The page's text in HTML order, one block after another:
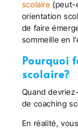
scolaire (peut-
orientation
de faire
sommeille en
Pourquoi
scolaire?
Quand
de coaching
En réalité,